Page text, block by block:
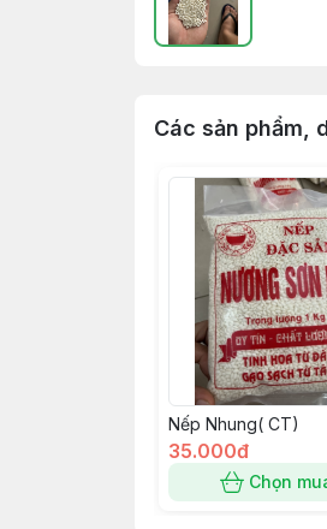
Các sản phẩm,
Nếp Nhung( CT)
35.000đ
Chọn